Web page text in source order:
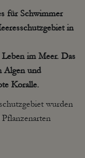
für Schwimmer
in
im Meer. Das
Algen und
Koralle.
wurden